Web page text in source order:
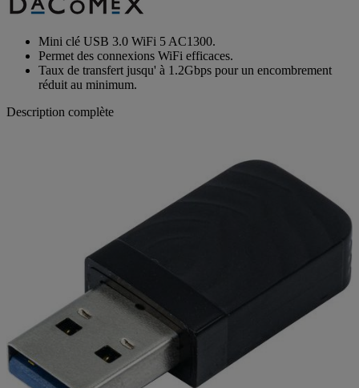
Mini clé USB 3.0 WiFi 5 AC1300.
Permet des connexions WiFi efficaces.
Taux de transfert jusqu' à 1.2Gbps pour un encombrement
réduit au minimum.
Description complète